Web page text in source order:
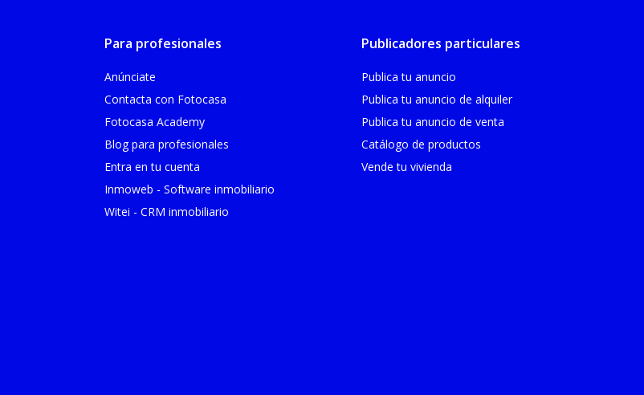
Para profesionales
Anúnciate
Contacta con Fotocasa
Fotocasa Academy
Blog para profesionales
Entra en tu cuenta
Inmoweb - Software inmobiliario
Witei - CRM inmobiliario
Publicadores particulares
Publica tu anuncio
Publica tu anuncio de alquiler
Publica tu anuncio de venta
Catálogo de productos
Vende tu vivienda